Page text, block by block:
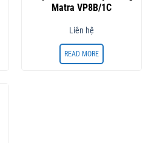
Matra VP8B/1C
Liên hệ
READ MORE